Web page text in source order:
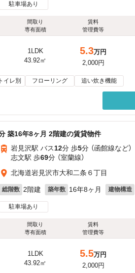
駐車場あり
間取り
専有面積
賃料
管理費等
1LDK
43.92㎡
5.3万円
2,000円
イレ別 フローリング 追い炊き機能
築16年8ヶ月 2階建の賃貸物件
岩見沢駅 バス12分 歩5分 （函館線など）
志文駅 歩69分 （室蘭線）
北海道岩見沢市大和二条６丁目
総階数 2階建 築年数 16年8ヶ月 建物構造
駐車場あり
間取り
専有面積
賃料
管理費等
1LDK
43.92㎡
5.5万円
2,000円